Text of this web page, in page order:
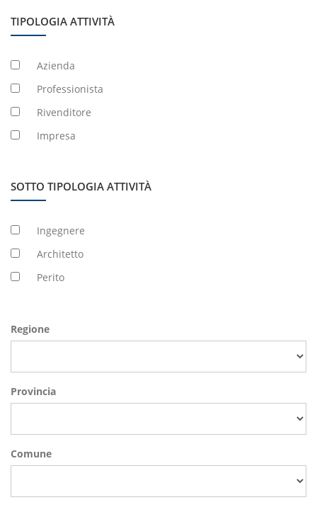
TIPOLOGIA ATTIVITÀ
Azienda
Professionista
Rivenditore
Impresa
SOTTO TIPOLOGIA ATTIVITÀ
Ingegnere
Architetto
Perito
Regione
Provincia
Comune